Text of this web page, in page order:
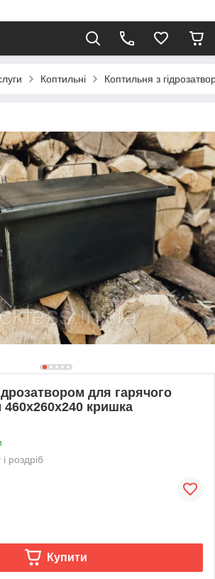
Коптильні Коптильня з
для гарячого
кришка
роздріб
Купити